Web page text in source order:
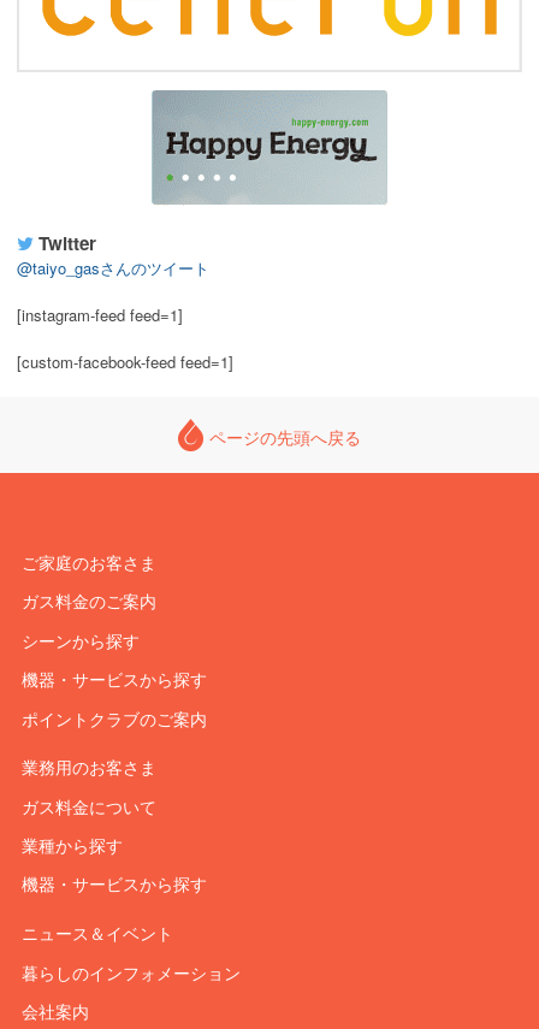
Twitter
@taiyo_gasさんのツイート
[instagram-feed feed=1]
[custom-facebook-feed feed=1]
ページの先頭へ戻る
ご家庭のお客さま
ガス料金のご案内
シーンから探す
機器・サービスから探す
ポイントクラブのご案内
業務用のお客さま
ガス料金について
業種から探す
機器・サービスから探す
ニュース＆イベント
暮らしのインフォメーション
会社案内